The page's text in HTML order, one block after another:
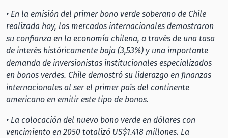
• En la emisión del primer bono verde soberano de Chile
realizada hoy, los mercados internacionales demostraron
su confianza en la economía chilena, a través de una tasa
de interés históricamente baja (3,53%) y una importante
demanda de inversionistas institucionales especializados
en bonos verdes. Chile demostró su liderazgo en finanzas
internacionales al ser el primer país del continente
americano en emitir este tipo de bonos.
• La colocación del nuevo bono verde en dólares con
vencimiento en 2050 totalizó US$1.418 millones. La